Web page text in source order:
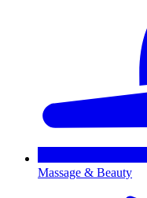
Massage & Beauty